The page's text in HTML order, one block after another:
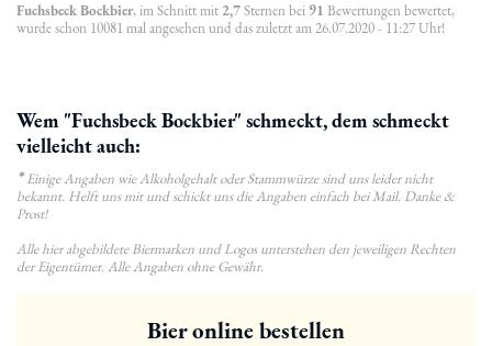
Fuchsbeck Bockbier, im Schnitt mit 2,7Sternen bei 91 Bewertungen bewertet,
wurde schon 10081 mal angesehen und das zuletzt am 26.07.2020 - 11:27 Uhr!
Wem "Fuchsbeck Bockbier" schmeckt, dem schmeckt
vielleicht auch:
*Einige Angaben wie Alkoholgehalt oder Stammwürze sind uns leider nicht
bekannt. Helft uns mit und schickt uns die Angaben einfach bei Mail. Danke &
Prost!
Alle hier abgebildete Biermarken und Logos unterstehen den jeweiligen Rechten
der Eigentümer. Alle Angaben ohne Gewähr.
Bier online bestellen